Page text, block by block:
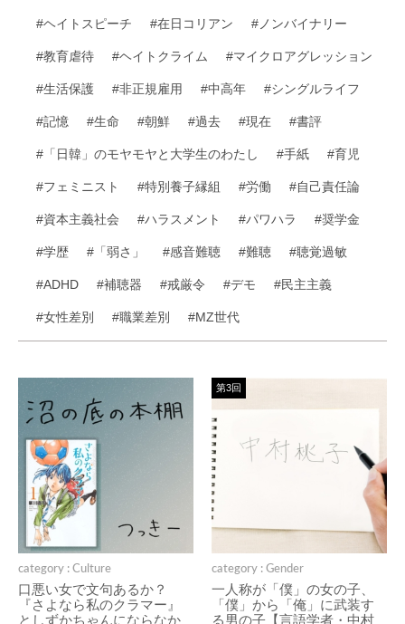
#ヘイトスピーチ #在日コリアン #ノンバイナリー
#教育虐待 #ヘイトクライム #マイクロアグレッション
#生活保護 #非正規雇用 #中高年 #シングルライフ
#記憶 #生命 #朝鮮 #過去 #現在 #書評
#「日韓」のモヤモヤと大学生のわたし #手紙 #育児
#フェミニスト #特別養子縁組 #労働 #自己責任論
#資本主義社会 #ハラスメント #パワハラ #奨学金
#学歴 #「弱さ」 #感音難聴 #難聴 #聴覚過敏
#ADHD #補聴器 #戒厳令 #デモ #民主主義
#女性差別 #職業差別 #MZ世代
category : Culture
口悪い女で文句あるか？
『さよなら私のクラマー』
としずかちゃんにならなか
第3回
category : Gender
一人称が「僕」の女の子、
「僕」から「俺」に武装す
る男の子【言語学者・中村